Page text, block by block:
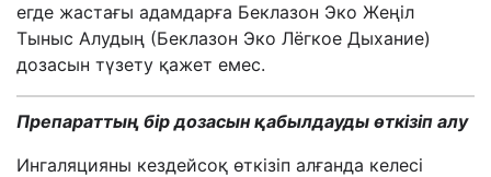
егде жастағы адамдарға Беклазон Эко Жеңіл
Тыныс Алудың (Беклазон Эко Лёгкое Дыхание)
дозасын түзету қажет емес.
Препараттың бір дозасын қабылдауды өткізіп алу
Ингаляцияны кездейсоқ өткізіп алғанда келесі